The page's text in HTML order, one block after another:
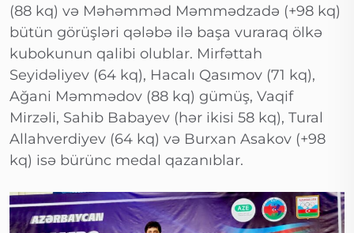
(88 kq) və Məhəmməd Məmmədzadə (+98 kq)
bütün görüşləri qələbə ilə başa vuraraq ölkə
kubokunun qalibi olublar. Mirfəttah
Seyidəliyev (64 kq), Hacalı Qasımov (71 kq),
Ağani Məmmədov (88 kq) gümüş, Vaqif
Mirzəli, Sahib Babayev (hər ikisi 58 kq), Tural
Allahverdiyev (64 kq) və Burxan Asakov (+98
kq) isə bürünc medal qazanıblar.